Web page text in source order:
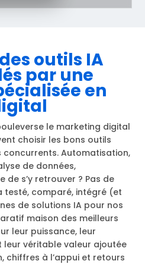
outils IA
par une
en
le marketing digital
choisir les bons outils
concurrents. Automatisation,
de données,
de s’y retrouver ? Pas de
testé, comparé, intégré (et
de solutions IA pour nos
maison des meilleurs
leur puissance, leur
véritable valeur ajoutée
chiffres à l’appui et retours